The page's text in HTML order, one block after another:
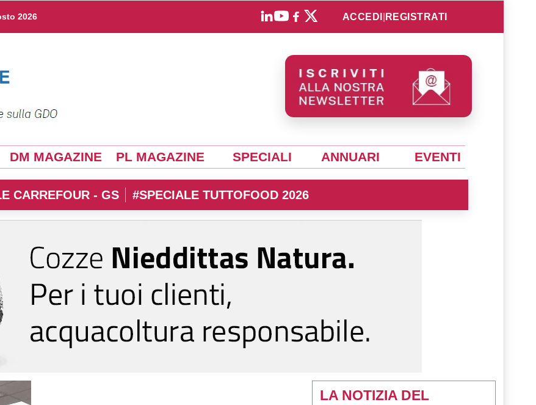
2026 ACCEDI REGISTRATI
DM MAGAZINE PL MAGAZINE SPECIALI ANNUARI EVENTI
CARREFOUR - GS #SPECIALE TUTTOFOOD 2026
LA NOTIZIA DEL